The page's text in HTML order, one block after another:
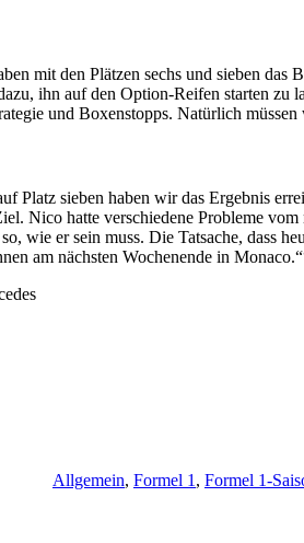
mit den Plätzen sechs und sieben
ihn auf den Option-Reifen starten zu
und Boxenstopps. Natürlich
Platz sieben haben wir das Ergebnis
Nico hatte verschiedene Probleme
wie er sein muss. Die Tatsache, dass
am nächsten Wochenende in
Allgemein, Formel 1 , Formel 1-